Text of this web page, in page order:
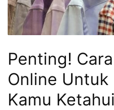
Penting!
Online Untuk
Kamu Ketahui